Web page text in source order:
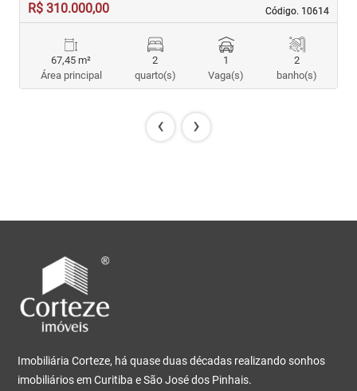
Código. 10614
Código. 10614
R$ 310.000,00
67,45 m²
Área principal
2
quarto(s)
1
Vaga(s)
2
banho(s)
‹ ›
Imobiliária Corteze, há quase duas décadas realizando sonhos
imobiliários em Curitiba e São José dos Pinhais.